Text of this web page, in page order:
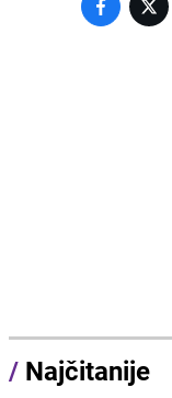
/ Najčitanije